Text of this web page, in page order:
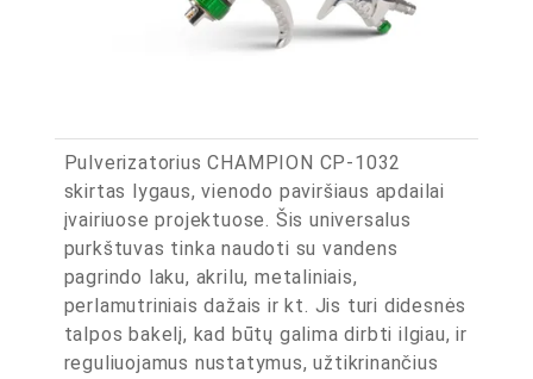
Pulverizatorius CHAMPION CP-1032
skirtas lygaus, vienodo paviršiaus apdailai
įvairiuose projektuose. Šis universalus
purkštuvas tinka naudoti su vandens
pagrindo laku, akrilu, metaliniais,
perlamutriniais dažais ir kt. Jis turi didesnės
talpos bakelį, kad būtų galima dirbti ilgiau, ir
reguliuojamus nustatymus, užtikrinančius